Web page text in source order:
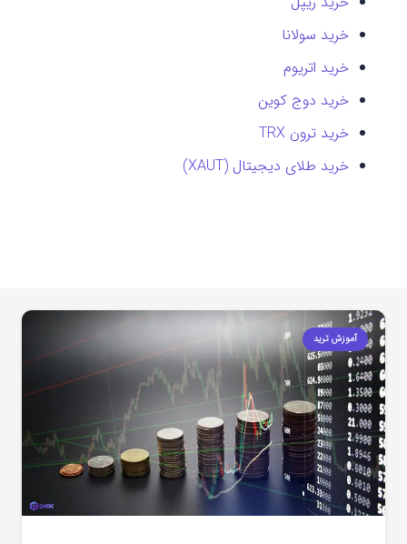
خرید سولانا
خرید اتریوم
خرید دوج کوین
خرید ترون TRX
خرید طلای دیجیتال (XAUT)
آموزش ترید